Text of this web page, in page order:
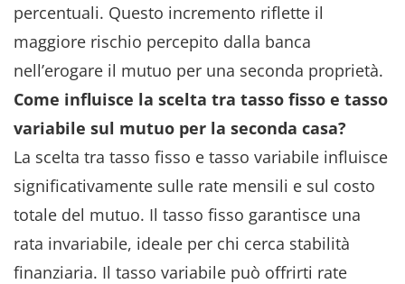
percentuali. Questo incremento riflette il
maggiore rischio percepito dalla banca
nell’erogare il mutuo per una seconda proprietà.
Come influisce la scelta tra tasso fisso e tasso
variabile sul mutuo per la seconda casa?
La scelta tra tasso fisso e tasso variabile influisce
significativamente sulle rate mensili e sul costo
totale del mutuo. Il tasso fisso garantisce una
rata invariabile, ideale per chi cerca stabilità
finanziaria. Il tasso variabile può offrirti rate